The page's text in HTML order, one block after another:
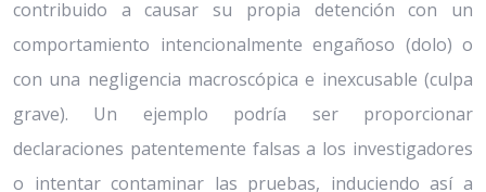
contribuido a causar su propia detención con un
comportamiento intencionalmente engañoso (dolo) o
con una negligencia macroscópica e inexcusable (culpa
grave). Un ejemplo podría ser proporcionar
declaraciones patentemente falsas a los investigadores
o intentar contaminar las pruebas, induciendo así a